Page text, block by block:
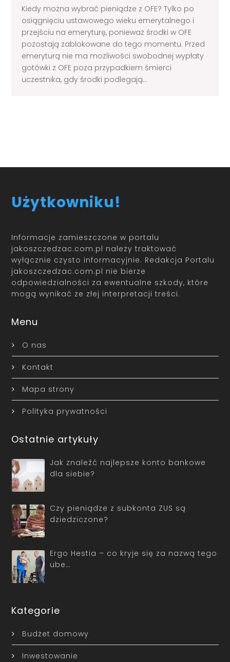
Kiedy można wybrać pieniądze z OFE? Tylko po
osiągnięciu ustawowego wieku emerytalnego i
przejściu na emeryturę, ponieważ środki w OFE
pozostają zablokowane do tego momentu. Przed
emeryturą nie ma możliwości swobodnej wypłaty
gotówki z OFE poza przypadkiem śmierci
uczestnika, gdy środki podlegają...
Użytkowniku!
Informacje zamieszczone w portalu
jakoszczedzac.com.pl należy traktować
wyłącznie czysto informacyjnie. Redakcja Portalu
jakoszczedzac.com.pl nie bierze
odpowiedzialności za ewentualne szkody, które
mogą wynikać ze złej interpretacji treści.
Menu
O nas
Kontakt
Mapa strony
Polityka prywatności
Ostatnie artykuły
Jak znaleźć najlepsze konto bankowe
dla siebie?
Czy pieniądze z subkonta ZUS są
dziedziczone?
Ergo Hestia – co kryje się za nazwą tego
ube…
Kategorie
Budżet domowy
Inwestowanie